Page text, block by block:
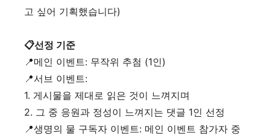
고 싶어 기획했습니다)
📋선정 기준
📍메인 이벤트: 무작위 추첨 (1인)
📍서브 이벤트:
1. 게시물을 제대로 읽은 것이 느껴지며
2. 그 중 응원과 정성이 느껴지는 댓글 1인 선정
📍생명의 물 구독자 이벤트: 메인 이벤트 참가자 중